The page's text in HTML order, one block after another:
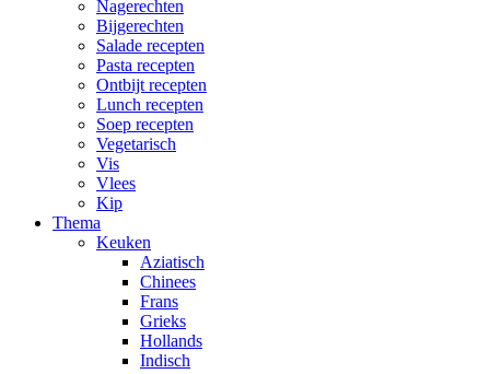
Nagerechten
Bijgerechten
Salade recepten
Pasta recepten
Ontbijt recepten
Lunch recepten
Soep recepten
Vegetarisch
Vis
Vlees
Kip
Thema
Keuken
Aziatisch
Chinees
Frans
Grieks
Hollands
Indisch